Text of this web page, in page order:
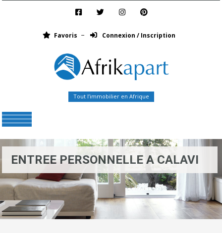
Favoris Connexion / Inscription
Tout l’immobilier en Afrique
ENTREE PERSONNELLE A CALAVI